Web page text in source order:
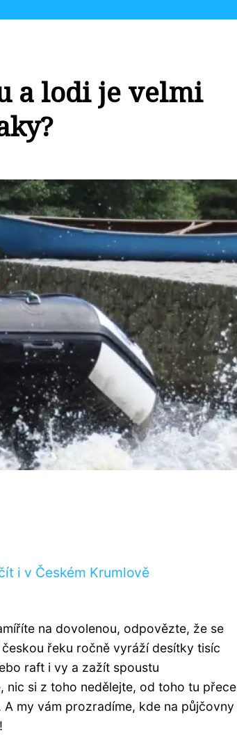
a lodi je velmi
i v Českém Krumlově
na dovolenou, odpovězte, že se
řeku ročně vyráží desítky tisíc
raft i vy a zažít spoustu
nic si z toho nedělejte, od toho tu přece
my vám prozradíme, kde na půjčovny